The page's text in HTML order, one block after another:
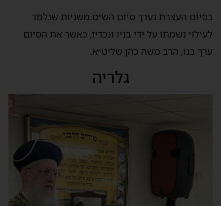
בסיום העצרת נערך סיום הש״ס משניות שנלמד
לעילוי נשמתו על ידי בניו ונכדיו, כאשר את הסיום
ערך בנו, הרב משה כהן שליט״א.
גלריה